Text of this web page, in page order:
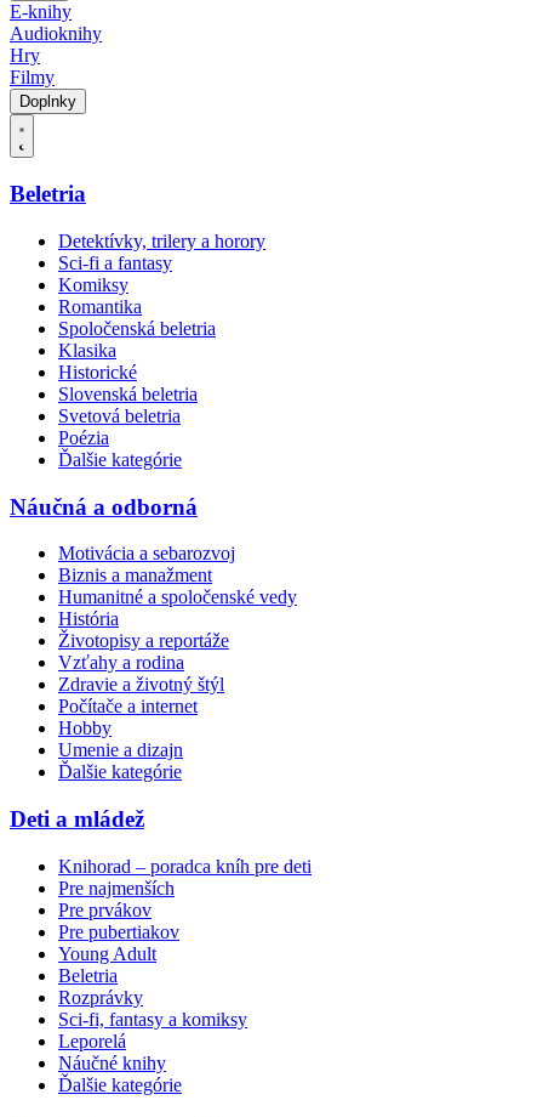
E-knihy
Audioknihy
Hry
Filmy
Doplnky
Beletria
Detektívky, trilery a horory
Sci-fi a fantasy
Komiksy
Romantika
Spoločenská beletria
Klasika
Historické
Slovenská beletria
Svetová beletria
Poézia
Ďalšie kategórie
Náučná a odborná
Motivácia a sebarozvoj
Biznis a manažment
Humanitné a spoločenské vedy
História
Životopisy a reportáže
Vzťahy a rodina
Zdravie a životný štýl
Počítače a internet
Hobby
Umenie a dizajn
Ďalšie kategórie
Deti a mládež
Knihorad – poradca kníh pre deti
Pre najmenších
Pre prvákov
Pre pubertiakov
Young Adult
Beletria
Rozprávky
Sci-fi, fantasy a komiksy
Leporelá
Náučné knihy
Ďalšie kategórie